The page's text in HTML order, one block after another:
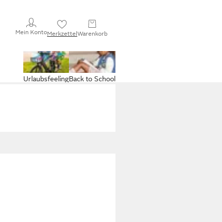
Mein KontoMerkzettelWarenkorb
Back to School
Urlaubsfeeling